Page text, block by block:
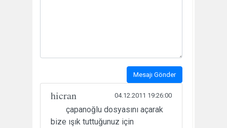
Mesajı Gönder
hicran 04.12.2011 19:26:00
çapanoğlu dosyasını açarak
bize ışık tuttuğunuz için